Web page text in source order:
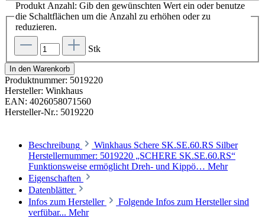
Produkt Anzahl: Gib den gewünschten Wert ein oder benutze
die Schaltflächen um die Anzahl zu erhöhen oder zu
reduzieren.
Stk
In den Warenkorb
Produktnummer: 5019220
Hersteller: Winkhaus
EAN: 4026058071560
Hersteller-Nr.: 5019220
Beschreibung
Winkhaus Schere SK.SE.60.RS Silber
Herstellernummer: 5019220 „SCHERE SK.SE.60.RS“
Funktionsweise ermöglicht Dreh- und Kippö… Mehr
Eigenschaften
Datenblätter
Infos zum Hersteller
Folgende Infos zum Hersteller sind
verfübar... Mehr